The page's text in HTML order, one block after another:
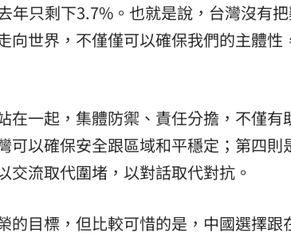
年只剩下3.7%。也就是說，台灣沒有
向世界，不僅僅可以確保我們的主體性
一起，集體防禦、責任分擔，不僅有
以確保安全跟區域和平穩定；第四則
流取代圍堵，以對話取代對抗。
目標，但比較可惜的是，中國選擇跟